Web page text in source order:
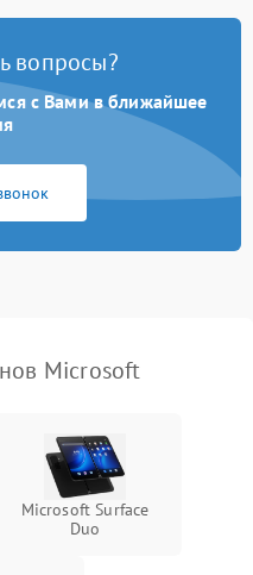
вопросы?
с Вами в ближайшее
Microsoft
Microsoft Surface
Duo